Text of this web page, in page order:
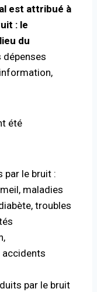
est attribué à
: le
du
dépenses
été
le bruit :
maladies
troubles
accidents
par le bruit